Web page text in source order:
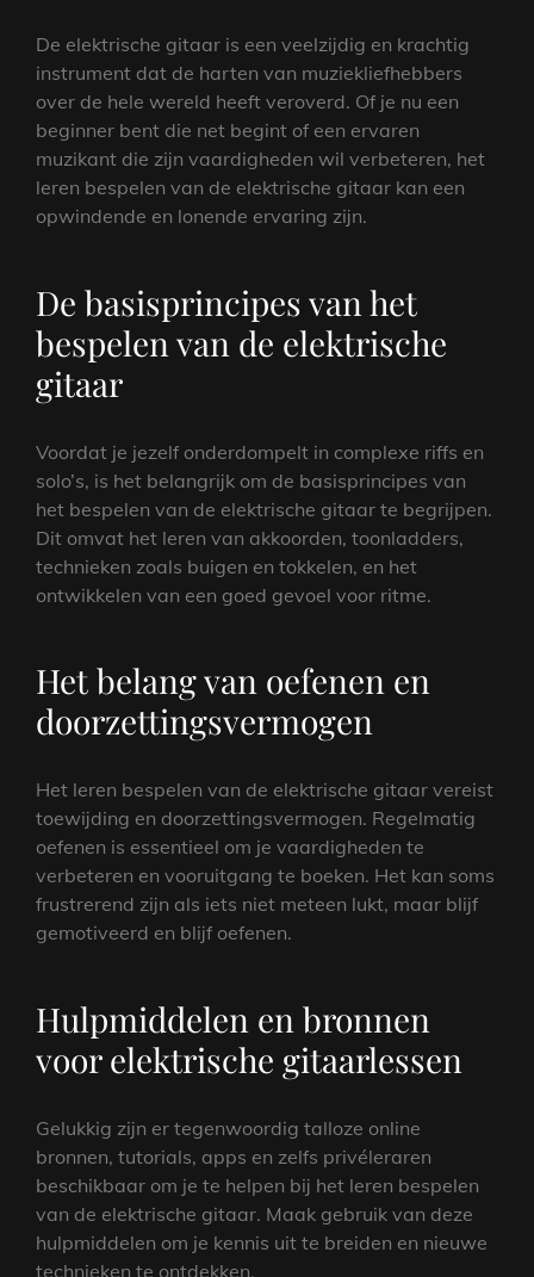
De elektrische gitaar is een veelzijdig en krachtig
instrument dat de harten van muziekliefhebbers
over de hele wereld heeft veroverd. Of je nu een
beginner bent die net begint of een ervaren
muzikant die zijn vaardigheden wil verbeteren, het
leren bespelen van de elektrische gitaar kan een
opwindende en lonende ervaring zijn.
De basisprincipes van het
bespelen van de elektrische
gitaar
Voordat je jezelf onderdompelt in complexe riffs en
solo’s, is het belangrijk om de basisprincipes van
het bespelen van de elektrische gitaar te begrijpen.
Dit omvat het leren van akkoorden, toonladders,
technieken zoals buigen en tokkelen, en het
ontwikkelen van een goed gevoel voor ritme.
Het belang van oefenen en
doorzettingsvermogen
Het leren bespelen van de elektrische gitaar vereist
toewijding en doorzettingsvermogen. Regelmatig
oefenen is essentieel om je vaardigheden te
verbeteren en vooruitgang te boeken. Het kan soms
frustrerend zijn als iets niet meteen lukt, maar blijf
gemotiveerd en blijf oefenen.
Hulpmiddelen en bronnen
voor elektrische gitaarlessen
Gelukkig zijn er tegenwoordig talloze online
bronnen, tutorials, apps en zelfs privéleraren
beschikbaar om je te helpen bij het leren bespelen
van de elektrische gitaar. Maak gebruik van deze
hulpmiddelen om je kennis uit te breiden en nieuwe
technieken te ontdekken.